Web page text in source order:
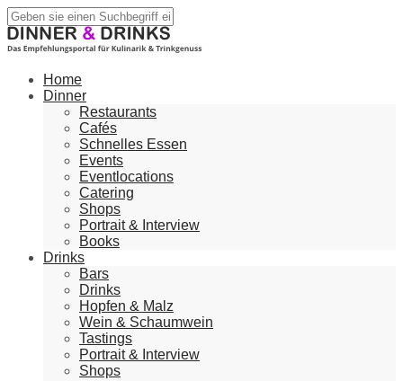
Home
Dinner
Restaurants
Cafés
Schnelles Essen
Events
Eventlocations
Catering
Shops
Portrait & Interview
Books
Drinks
Bars
Drinks
Hopfen & Malz
Wein & Schaumwein
Tastings
Portrait & Interview
Shops